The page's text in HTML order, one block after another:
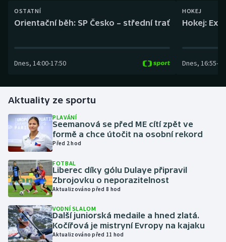
Dostihy
Gymnastika
Házená
Jezdectví
Judo
Krasobruslení
Lezení
OSTATNÍ
Orientační běh: SP Česko – střední trať
Dnes, 14:00-17:50
HOKEJ
Hokej:
Dnes, 16:55-
Aktuality ze sportu
PLAVÁNÍ
Seemanová se před ME cítí zpět ve
formě a chce útočit na osobní rekord
Před 2 hod
FOTBAL
Liberec díky gólu Dulaye připravil
Zbrojovku o neporazitelnost
Aktualizováno před 8 hod
VODNÍ SLALOM
Další juniorská medaile a hned zlatá.
Kočířová je mistryní Evropy na kajaku
Aktualizováno před 11 hod